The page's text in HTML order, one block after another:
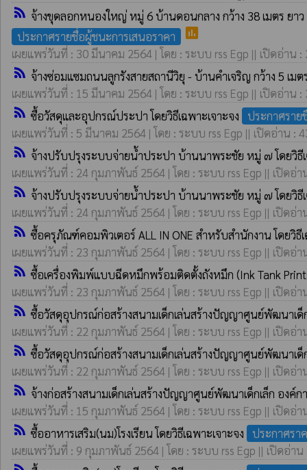
rss_feed จ้างขุดลอกหนองใหญ่ หมู่ 6 บ้านดอนกลาง กว้าง 38 เมตร ยา
ประกาศรายชื่อผู้ชนะการเสนอราคา
poll
เผยแพร่วันที่ : 30 มีนาคม 2564 | โดย : ระบบ rss Egp || เปิดอ่าน :
rss_feed จ้างซ่อมแซมถนนลูกรังสายสถานีวิยุ - บ้านคำเจริญ กว้าง 5 เม
เผยแพร่วันที่ : 15 มีนาคม 2564 | โดย : ระบบ rss Egp || เปิดอ่าน :
rss_feed ซื้อวัสดุและอุปกรณ์ประปา โดยวิธีเฉพาะเจาะจง
ประกาศราย
เผยแพร่วันที่ : 5 มีนาคม 2564 | โดย : ระบบ rss Egp || เปิดอ่าน :
rss_feed จ้างปรับปรุงระบบจ่ายน้ำประปา บ้านนาพระชัย หมู่ ๗ โดยวิธี
เผยแพร่วันที่ : 24 กุมภาพันธ์ 2564 | โดย : ระบบ rss Egp || เปิดอ่า
rss_feed จ้างปรับปรุงระบบจ่ายน้ำประปา บ้านนาพระชัย หมู่ ๗ โดยวิธี
เผยแพร่วันที่ : 24 กุมภาพันธ์ 2564 | โดย : ระบบ rss Egp || เปิดอ่า
rss_feed ซื้อครุภัณฑ์คอมพิวเตอร์ ALL IN ONE สำหรับสำนักงาน โดยวิธี
เผยแพร่วันที่ : 23 กุมภาพันธ์ 2564 | โดย : ระบบ rss Egp || เปิดอ่า
rss_feed ซื้อเครื่องพิมพ์แบบฉีดหมึกพร้อมติดตั้งถังหมึก (Ink Tank
เผยแพร่วันที่ : 23 กุมภาพันธ์ 2564 | โดย : ระบบ rss Egp || เปิดอ่า
rss_feed ซื้อวัสดุอุปกรณ์ก่อสร้างสนามเด็กเล่นสร้างปัญญาศูนย์พัฒนาเด็
เผยแพร่วันที่ : 22 กุมภาพันธ์ 2564 | โดย : ระบบ rss Egp || เปิดอ่า
rss_feed ซื้อวัสดุอุปกรณ์ก่อสร้างสนามเด็กเล่นสร้างปัญญาศูนย์พัฒนาเด็
เผยแพร่วันที่ : 22 กุมภาพันธ์ 2564 | โดย : ระบบ rss Egp || เปิดอ่า
rss_feed จ้างก่อสร้างสนามเด็กเล่นสร้างปัญญาศูนย์พัฒนาเด็กเล็ก องค์
เผยแพร่วันที่ : 15 กุมภาพันธ์ 2564 | โดย : ระบบ rss Egp || เปิดอ่า
rss_feed ซื้ออาหารเสริม(นม)โรงเรียน โดยวิธีเฉพาะเจาะจง
ประกาศรา
เผยแพร่วันที่ : 9 กุมภาพันธ์ 2564 | โดย : ระบบ rss Egp || เปิดอ่าน